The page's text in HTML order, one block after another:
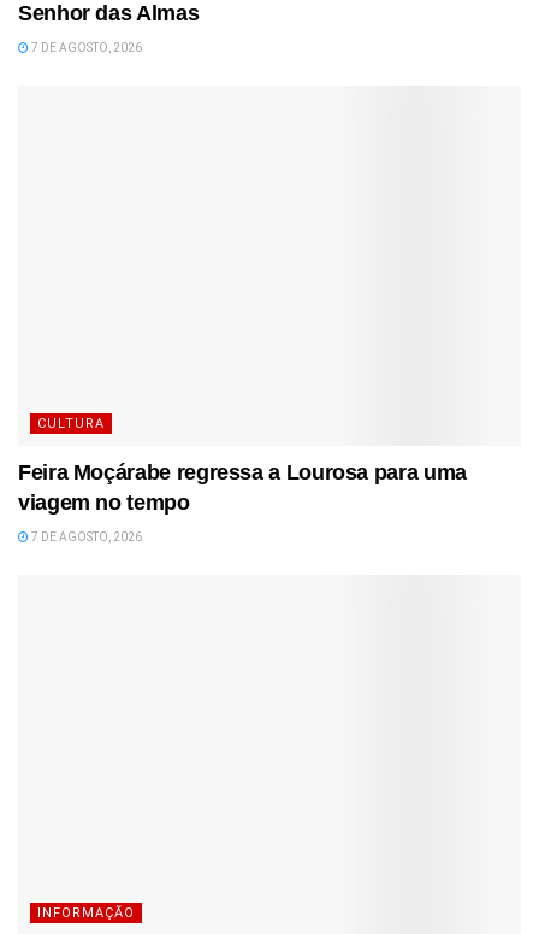
Senhor das Almas
7 DE AGOSTO, 2026
CULTURA
Feira Moçárabe regressa a Lourosa para uma
viagem no tempo
7 DE AGOSTO, 2026
INFORMAÇÃO